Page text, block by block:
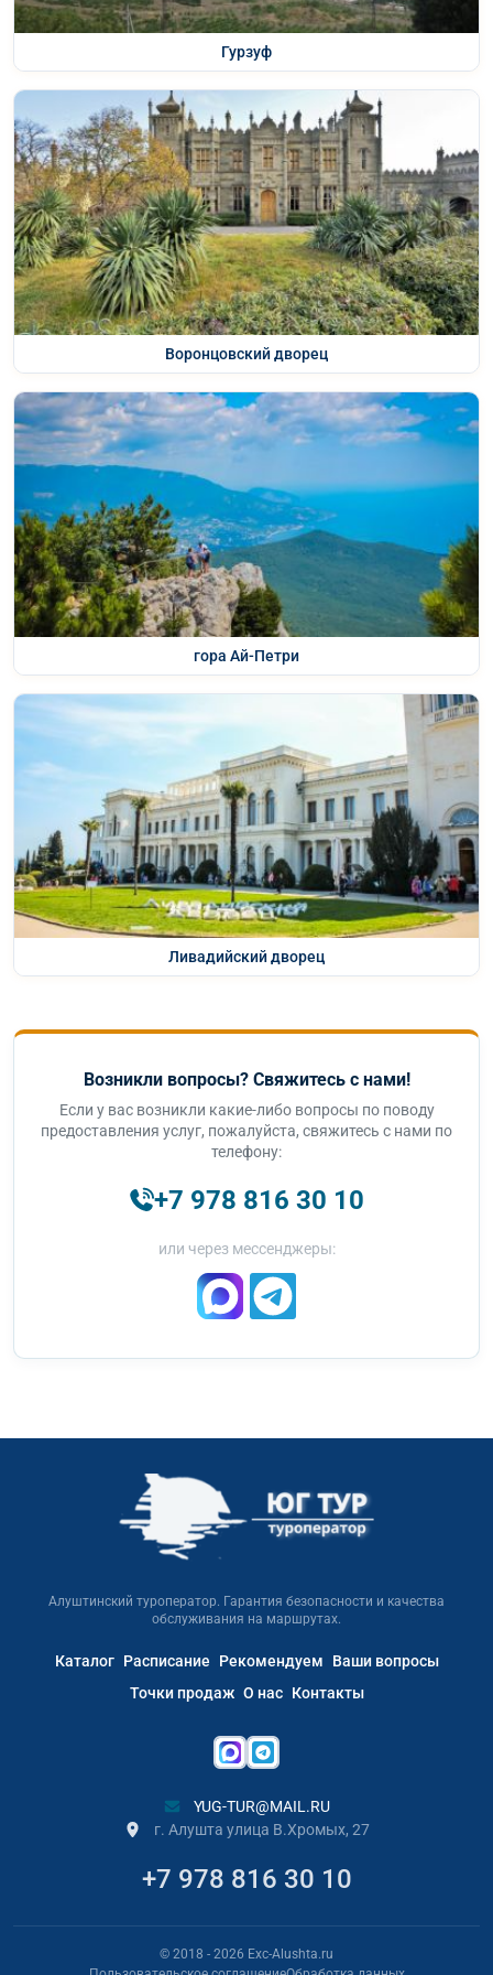
Гурзуф
Воронцовский дворец
гора Ай-Петри
Ливадийский дворец
Возникли вопросы? Свяжитесь с нами!
Если у вас возникли какие-либо вопросы по поводу
предоставления услуг, пожалуйста, свяжитесь с нами по
телефону:
+7 978 816 30 10
или через мессенджеры:
Алуштинский туроператор. Гарантия безопасности и качества
обслуживания на маршрутах.
Каталог Расписание Рекомендуем
Ваши вопросы
Точки продаж О нас Контакты
YUG-TUR@MAIL.RU
г. Алушта улица В.Хромых, 27
+7 978 816 30 10
© 2018 - 2026 Exc-Alushta.ru